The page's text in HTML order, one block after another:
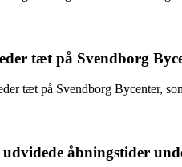
tæt på Svendborg
tæt på Svendborg Bycenter,
åbningstider